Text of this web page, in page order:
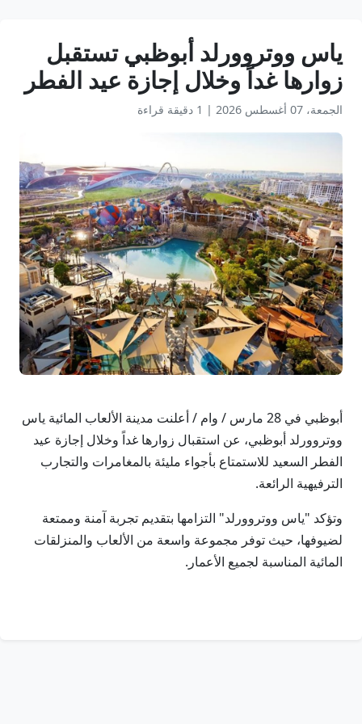
ياس ووتروورلد أبوظبي تستقبل
زوارها غداً وخلال إجازة عيد الفطر
الجمعة، 07 أغسطس 2026 | 1 دقيقة قراءة
أبوظبي في 28 مارس / وام / أعلنت مدينة الألعاب المائية ياس
ووتروورلد أبوظبي، عن استقبال زوارها غداً وخلال إجازة عيد
الفطر السعيد للاستمتاع بأجواء مليئة بالمغامرات والتجارب
الترفيهية الرائعة.
وتؤكد "ياس ووتروورلد" التزامها بتقديم تجربة آمنة وممتعة
لضيوفها، حيث توفر مجموعة واسعة من الألعاب والمنزلقات
المائية المناسبة لجميع الأعمار.